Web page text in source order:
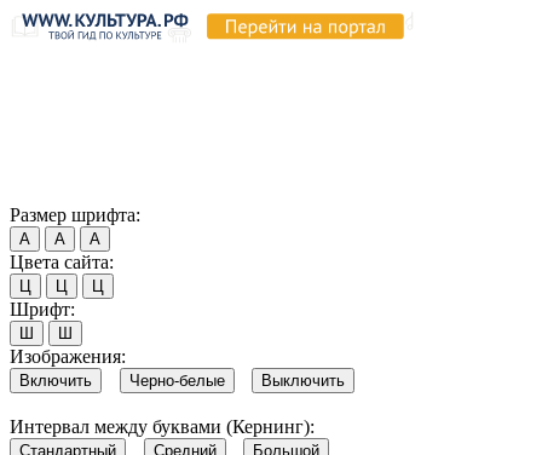
Размер шрифта:
А А А
Цвета сайта:
Ц Ц Ц
Шрифт:
Ш Ш
Изображения:
Включить Черно-белые Выключить
Интервал между буквами (Кернинг):
Стандартный Средний Большой